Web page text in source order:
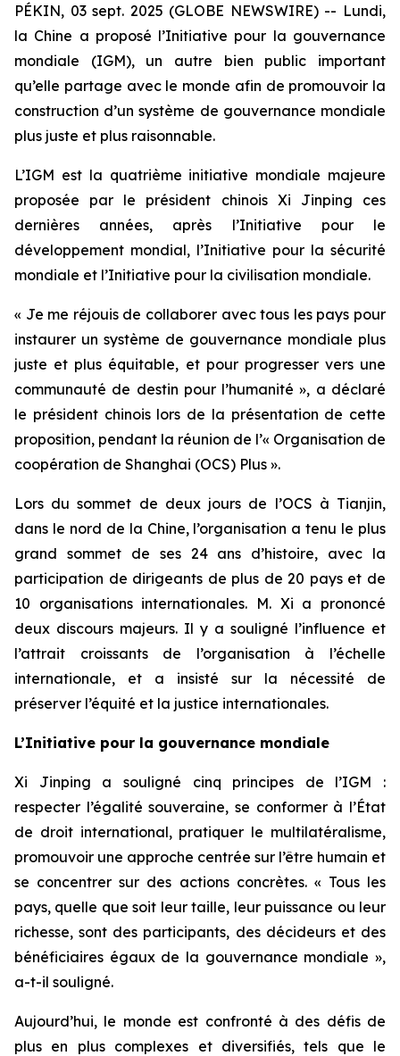
PÉKIN, 03 sept. 2025 (GLOBE NEWSWIRE) -- Lundi,
la Chine a proposé l’Initiative pour la gouvernance
mondiale (IGM), un autre bien public important
qu’elle partage avec le monde afin de promouvoir la
construction d’un système de gouvernance mondiale
plus juste et plus raisonnable.
L’IGM est la quatrième initiative mondiale majeure
proposée par le président chinois Xi Jinping ces
dernières années, après l’Initiative pour le
développement mondial, l’Initiative pour la sécurité
mondiale et l’Initiative pour la civilisation mondiale.
« Je me réjouis de collaborer avec tous les pays pour
instaurer un système de gouvernance mondiale plus
juste et plus équitable, et pour progresser vers une
communauté de destin pour l’humanité », a déclaré
le président chinois lors de la présentation de cette
proposition, pendant la réunion de l’« Organisation de
coopération de Shanghai (OCS) Plus ».
Lors du sommet de deux jours de l’OCS à Tianjin,
dans le nord de la Chine, l’organisation a tenu le plus
grand sommet de ses 24 ans d’histoire, avec la
participation de dirigeants de plus de 20 pays et de
10 organisations internationales. M. Xi a prononcé
deux discours majeurs. Il y a souligné l’influence et
l’attrait croissants de l’organisation à l’échelle
internationale, et a insisté sur la nécessité de
préserver l’équité et la justice internationales.
L’Initiative pour la gouvernance mondiale
Xi Jinping a souligné cinq principes de l’IGM :
respecter l’égalité souveraine, se conformer à l’État
de droit international, pratiquer le multilatéralisme,
promouvoir une approche centrée sur l’être humain et
se concentrer sur des actions concrètes. « Tous les
pays, quelle que soit leur taille, leur puissance ou leur
richesse, sont des participants, des décideurs et des
bénéficiaires égaux de la gouvernance mondiale »,
a-t-il souligné.
Aujourd’hui, le monde est confronté à des défis de
plus en plus complexes et diversifiés, tels que le